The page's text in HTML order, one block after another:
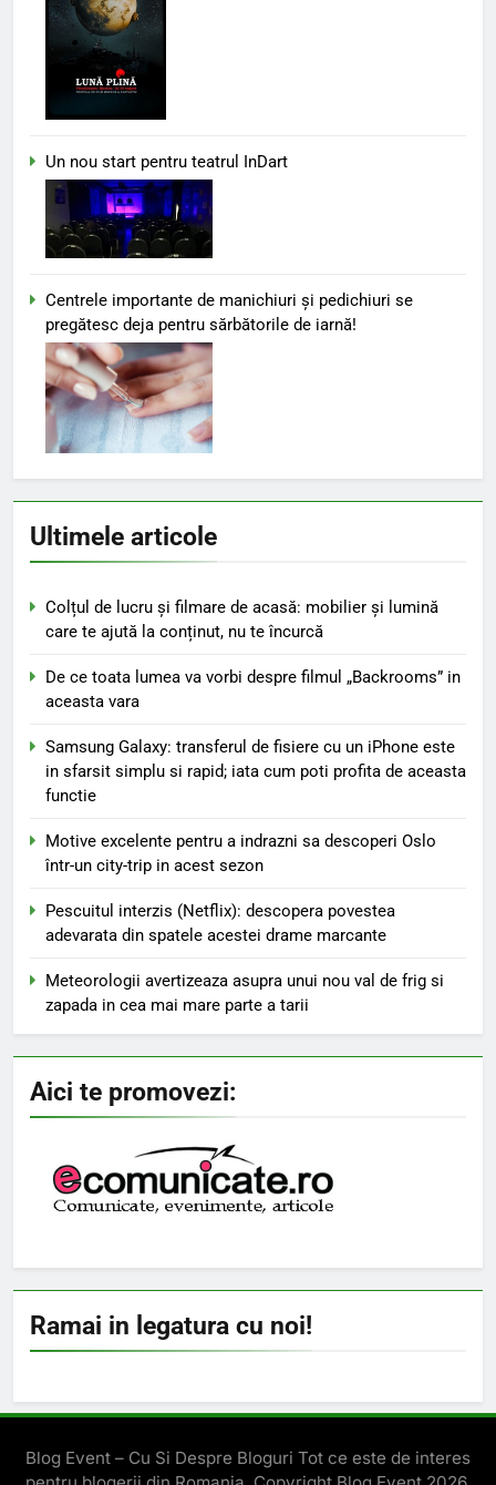
Un nou start pentru teatrul InDart
Centrele importante de manichiuri și pedichiuri se
pregătesc deja pentru sărbătorile de iarnă!
Ultimele articole
Colțul de lucru și filmare de acasă: mobilier și lumină
care te ajută la conținut, nu te încurcă
De ce toata lumea va vorbi despre filmul „Backrooms” in
aceasta vara
Samsung Galaxy: transferul de fisiere cu un iPhone este
in sfarsit simplu si rapid; iata cum poti profita de aceasta
functie
Motive excelente pentru a indrazni sa descoperi Oslo
într-un city-trip in acest sezon
Pescuitul interzis (Netflix): descopera povestea
adevarata din spatele acestei drame marcante
Meteorologii avertizeaza asupra unui nou val de frig si
zapada in cea mai mare parte a tarii
Aici te promovezi:
Ramai in legatura cu noi!
Blog Event – Cu Si Despre Bloguri Tot ce este de interes